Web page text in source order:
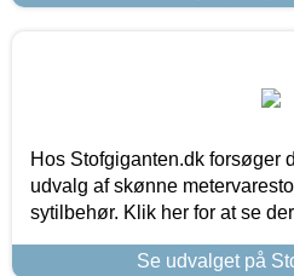
Hos Stofgiganten.dk forsøger
udvalg af skønne
sytilbehør. Klik her for at se
Se udvalget på